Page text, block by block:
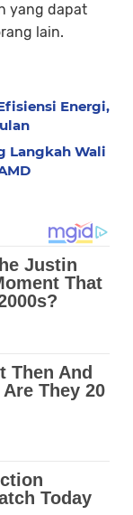
yang dapat
lain.
Energi,
Langkah Wali